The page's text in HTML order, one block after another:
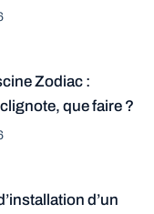
Zodiac :
clignote, que faire ?
d’un